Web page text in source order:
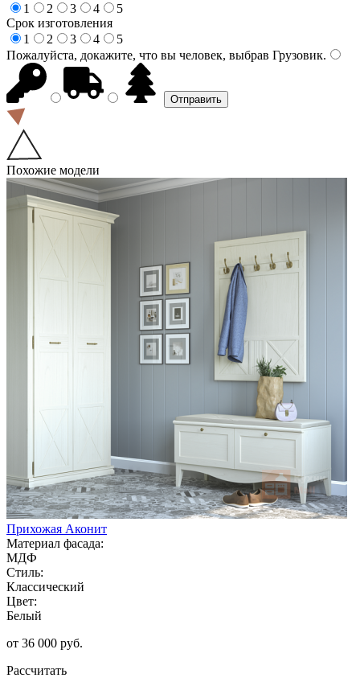
1
2 3 4
5
Срок изготовления
1
2 3 4
5
Пожалуйста, докажите, что вы человек, выбрав Грузовик.
Похожие модели
Прихожая Аконит
Материал фасада:
МДФ
Стиль:
Классический
Цвет:
Белый
от 36 000 руб.
Рассчитать